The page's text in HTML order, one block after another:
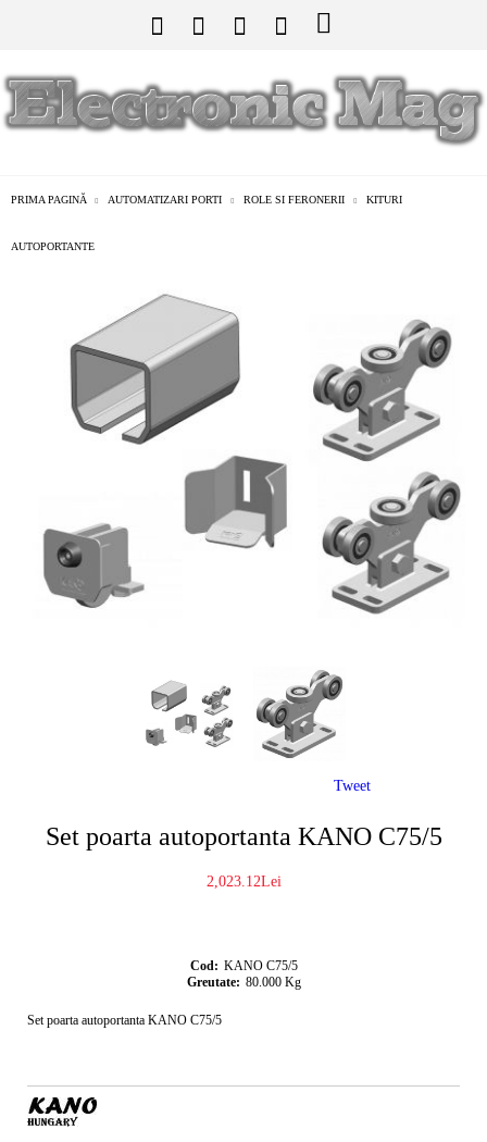
PRIMA PAGINĂ AUTOMATIZARI PORTI ROLE SI FERONERII KITURI
AUTOPORTANTE
Set poarta autoportanta KANO C75/5
2,023.12Lei
Cod: KANO C75/5
Greutate: 80.000 Kg
Set poarta autoportanta KANO C75/5
Tweet